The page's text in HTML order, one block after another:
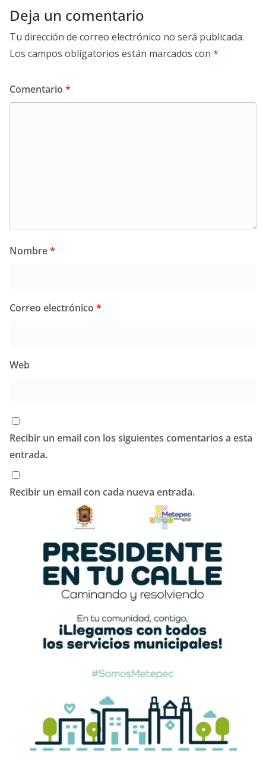
Deja un comentario
Tu dirección de correo electrónico no será publicada.
Los campos obligatorios están marcados con *
Comentario *
Nombre*
Correo electrónico *
Web
Recibir un email con los siguientes comentarios a esta
entrada.
Recibir un email con cada nueva entrada.